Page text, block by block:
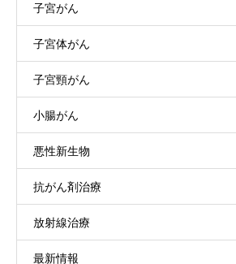
子宮がん
子宮体がん
子宮頸がん
小腸がん
悪性新生物
抗がん剤治療
放射線治療
最新情報